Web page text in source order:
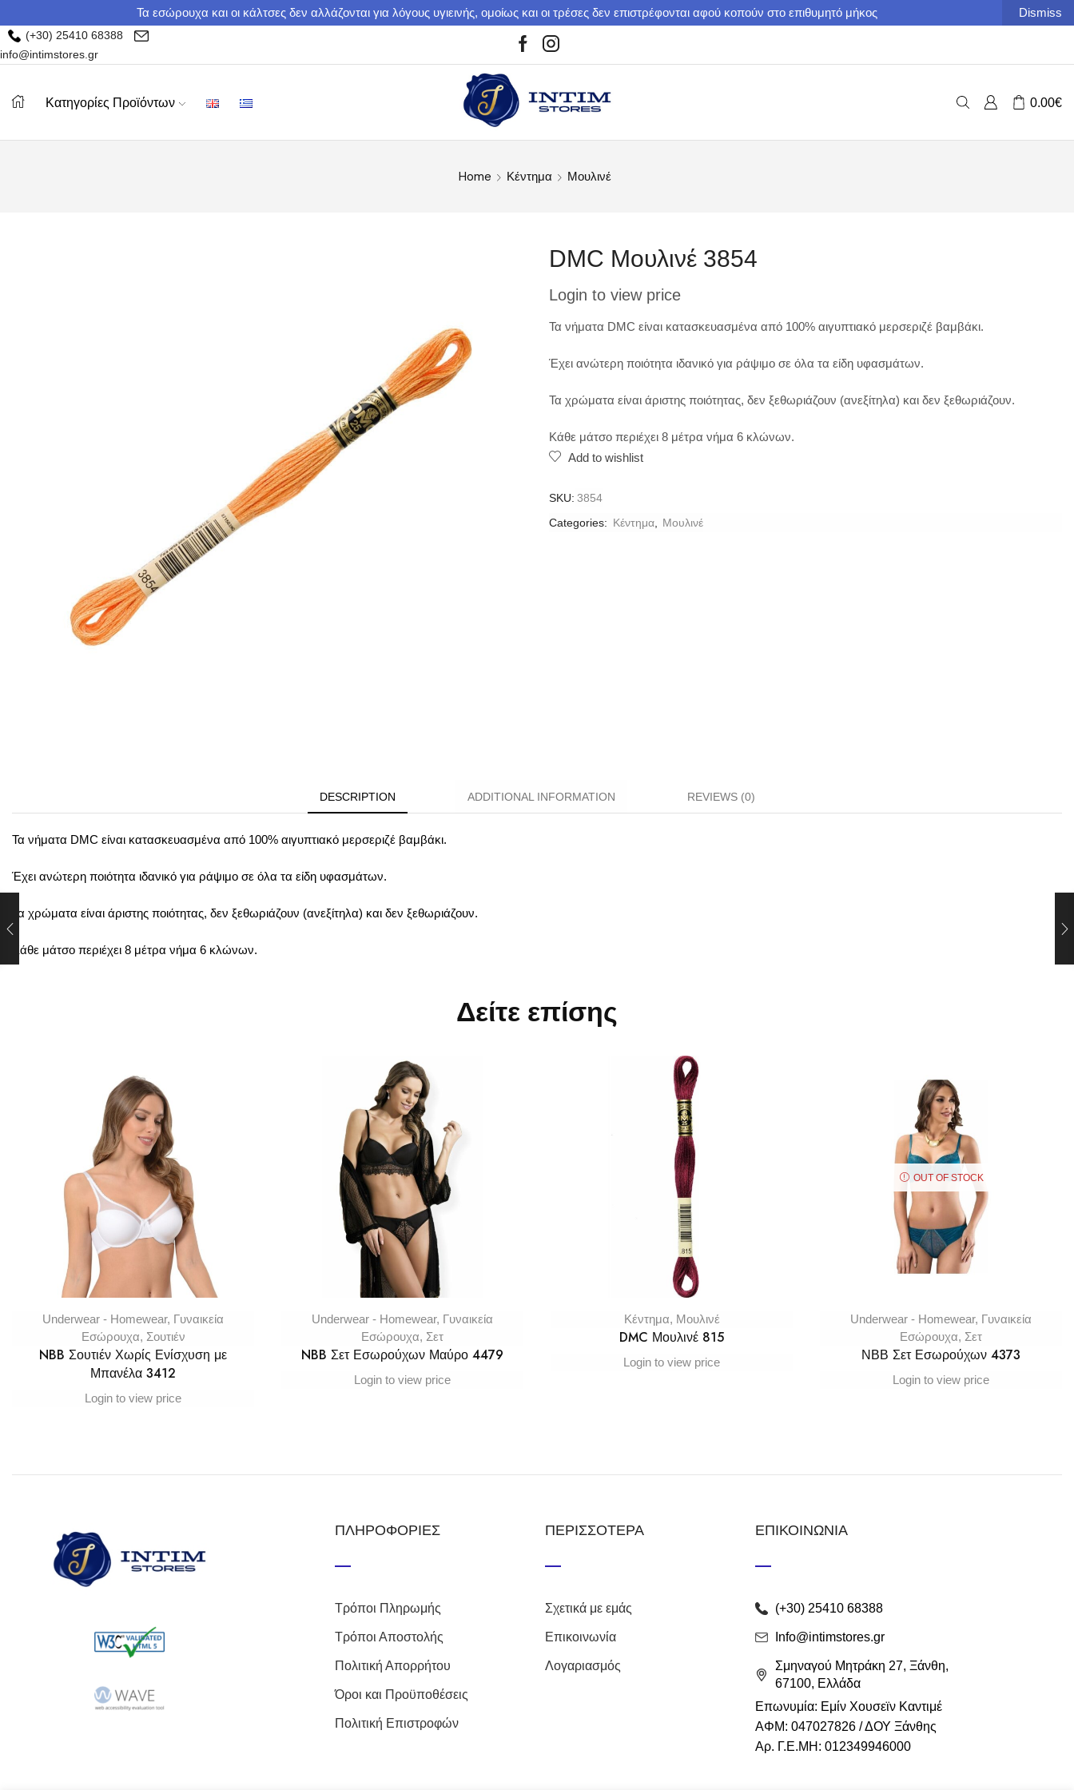
Τα εσώρουχα και οι κάλτσες δεν αλλάζονται για λόγους υγιεινής, ομοίως και οι τρέσες δεν επιστρέφονται αφού κοπούν στο επιθυμητό μήκος Dismiss
(+30) 25410 68388
info@intimstores.gr
Κατηγορίες Προϊόντων 0.00€
Home Κέντημα Μουλινέ
DMC Μουλινέ 3854
Login to view price
Τα νήματα DMC είναι κατασκευασμένα από 100% αιγυπτιακό μερσεριζέ βαμβάκι.
Έχει ανώτερη ποιότητα ιδανικό για ράψιμο σε όλα τα είδη υφασμάτων.
Τα χρώματα είναι άριστης ποιότητας, δεν ξεθωριάζουν (ανεξίτηλα) και δεν ξεθωριάζουν.
Κάθε μάτσο περιέχει 8 μέτρα νήμα 6 κλώνων.
Add to wishlist
SKU: 3854
Categories: Κέντημα Μουλινέ
DESCRIPTION ADDITIONAL INFORMATION REVIEWS (0)
Τα νήματα DMC είναι κατασκευασμένα από 100% αιγυπτιακό μερσεριζέ βαμβάκι.
Έχει ανώτερη ποιότητα ιδανικό για ράψιμο σε όλα τα είδη υφασμάτων.
Τα χρώματα είναι άριστης ποιότητας, δεν ξεθωριάζουν (ανεξίτηλα) και δεν ξεθωριάζουν.
Κάθε μάτσο περιέχει 8 μέτρα νήμα 6 κλώνων.
Δείτε επίσης
Underwear - Homewear, Γυναικεία
Εσώρουχα, Σουτιέν
NBB Σουτιέν Χωρίς Ενίσχυση με
Μπανέλα 3412
Login to view price
Underwear - Homewear, Γυναικεία
Εσώρουχα, Σετ
NBB Σετ Εσωρούχων Μαύρο 4479
Login to view price
Κέντημα, Μουλινέ
DMC Μουλινέ 815
Login to view price
OUT OF STOCK
Underwear - Homewear, Γυναικεία
Εσώρουχα, Σετ
ΝΒΒ Σετ Εσωρούχων 4373
Login to view price
ΠΛΗΡΟΦΟΡΙΕΣ
Τρόποι Πληρωμής
Τρόποι Αποστολής
Πολιτική Απορρήτου
Όροι και Προϋποθέσεις
Πολιτική Επιστροφών
ΠΕΡΙΣΣΟΤΕΡΑ
Σχετικά με εμάς
Επικοινωνία
Λογαριασμός
ΕΠΙΚΟΙΝΩΝΙΑ
(+30) 25410 68388
Info@intimstores.gr
Σμηναγού Μητράκη 27, Ξάνθη,
67100, Ελλάδα
Επωνυμία: Εμίν Χουσεϊν Καντιμέ
ΑΦΜ: 047027826 / ΔΟΥ Ξάνθης
Αρ. Γ.Ε.ΜΗ: 012349946000